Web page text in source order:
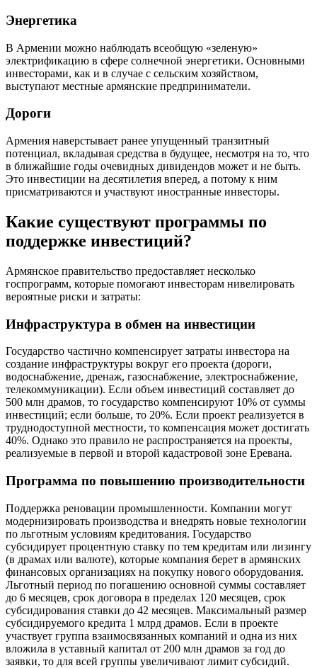
Энергетика
В Армении можно наблюдать всеобщую «зеленую»
электрификацию в сфере солнечной энергетики. Основными
инвесторами, как и в случае с сельским хозяйством,
выступают местные армянские предприниматели.
Дороги
Армения наверстывает ранее упущенный транзитный
потенциал, вкладывая средства в будущее, несмотря на то, что
в ближайшие годы очевидных дивидендов может и не быть.
Это инвестиции на десятилетия вперед, а потому к ним
присматриваются и участвуют иностранные инвесторы.
Какие существуют программы по
поддержке инвестиций?
Армянское правительство предоставляет несколько
госпрограмм, которые помогают инвесторам нивелировать
вероятные риски и затраты:
Инфраструктура в обмен на инвестиции
Государство частично компенсирует затраты инвестора на
создание инфраструктуры вокруг его проекта (дороги,
водоснабжение, дренаж, газоснабжение, электроснабжение,
телекоммуникации). Если объем инвестиций составляет до
500 млн драмов, то государство компенсируют 10% от суммы
инвестиций; если больше, то 20%. Если проект реализуется в
труднодоступной местности, то компенсация может достигать
40%. Однако это правило не распространяется на проекты,
реализуемые в первой и второй кадастровой зоне Еревана.
Программа по повышению производительности
Поддержка реновации промышленности. Компании могут
модернизировать производства и внедрять новые технологии
по льготным условиям кредитования. Государство
субсидирует процентную ставку по тем кредитам или лизингу
(в драмах или валюте), которые компания берет в армянских
финансовых организациях на покупку нового оборудования.
Льготный период по погашению основной суммы составляет
до 6 месяцев, срок договора в пределах 120 месяцев, срок
субсидирования ставки до 42 месяцев. Максимальный размер
субсидируемого кредита 1 млрд драмов. Если в проекте
участвует группа взаимосвязанных компаний и одна из них
вложила в уставный капитал от 200 млн драмов за год до
заявки, то для всей группы увеличивают лимит субсидий.